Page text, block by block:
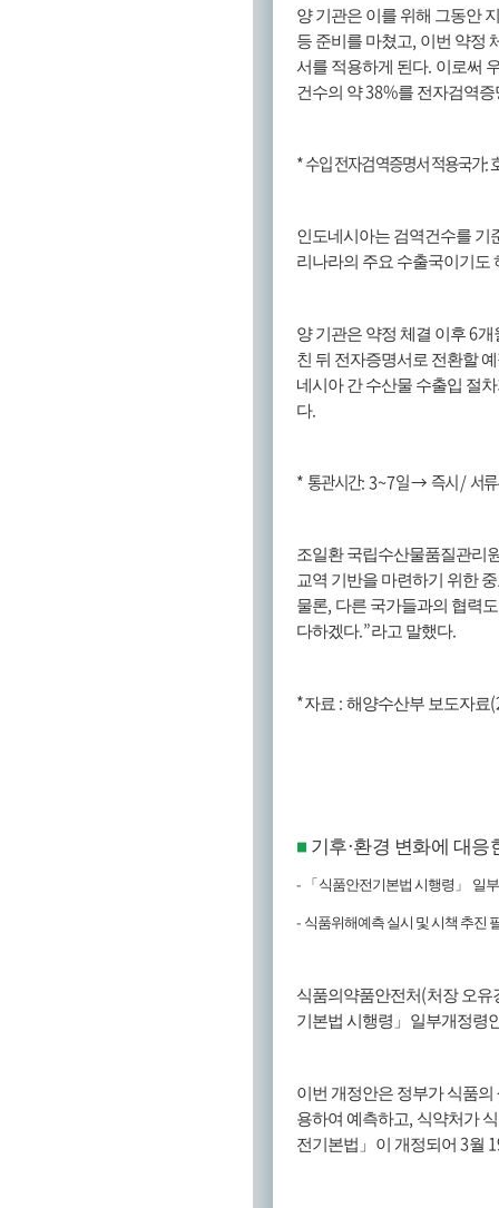
양 기관은 이를 위해 그동안
등 준비를 마쳤고, 이번 약정
서를 적용하게 된다. 이로써
건수의 약38%를 전자검역
*수입 전자검역증명서 적용국가:
인도네시아는 검역건수를 기
리나라의 주요 수출국이기도
양 기관은 약정 체결 이후6개
친 뒤 전자증명서로 전환할
네시아 간 수산물 수출입 절
다.
*통관시간: 3~7일→즉시/서
조일환 국립수산물품질관리
교역 기반을 마련하기 위한
물론, 다른 국가들과의 협력
다하겠다.”라고 말했다.
*자료 : 해양수산부 보도자료
■ 기후·환경 변화에 대응
-
「 식품안전기본법 시행령 」 일
- 식품위해예측 실시 및 시책 추진
식품의약품안전처(처장 오유
기본법 시행령 」 일부개정령
이번 개정안은 정부가 식품
용하여 예측하고, 식약처가
전기본법 」 이 개정되어 3월